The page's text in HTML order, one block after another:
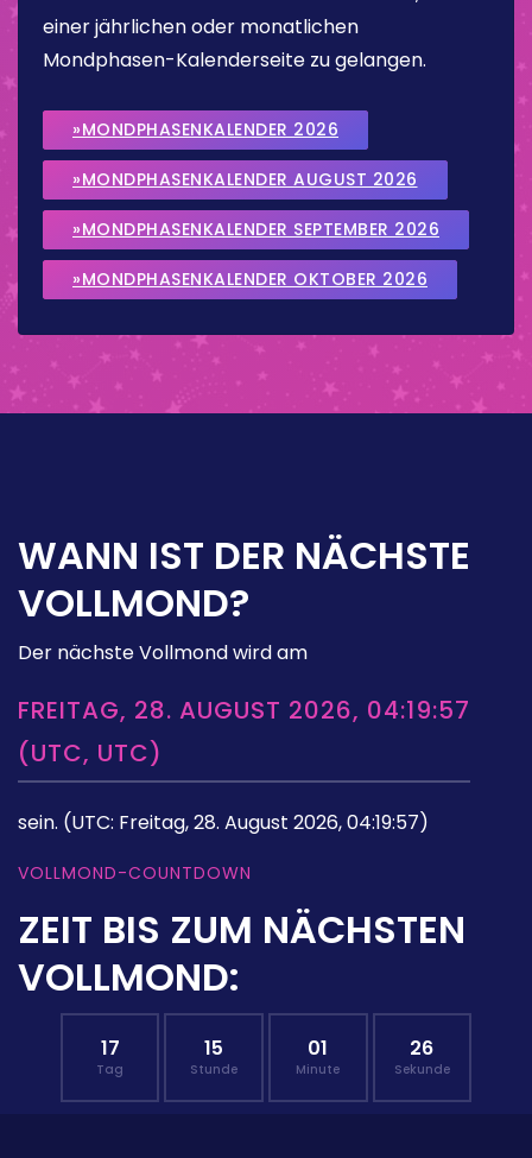
einer jährlichen oder monatlichen
Mondphasen-Kalenderseite zu gelangen.
»MONDPHASENKALENDER 2026
»MONDPHASENKALENDER AUGUST 2026
»MONDPHASENKALENDER SEPTEMBER 2026
»MONDPHASENKALENDER OKTOBER 2026
WANN IST DER NÄCHSTE
VOLLMOND?
Der nächste Vollmond wird am
FREITAG, 28. AUGUST 2026, 04:19:57
(UTC, UTC)
sein. (UTC: Freitag, 28. August 2026, 04:19:57)
VOLLMOND-COUNTDOWN
ZEIT BIS ZUM NÄCHSTEN
VOLLMOND:
17
Tag
15
Stunde
01
Minute
25
Sekunde